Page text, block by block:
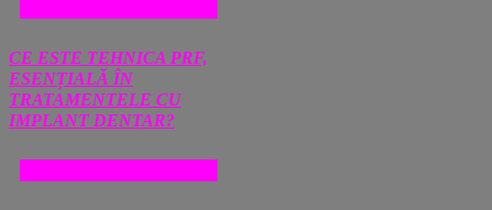
CE ESTE TEHNICA PRF,
ESENȚIALĂ ÎN
TRATAMENTELE CU
IMPLANT DENTAR?